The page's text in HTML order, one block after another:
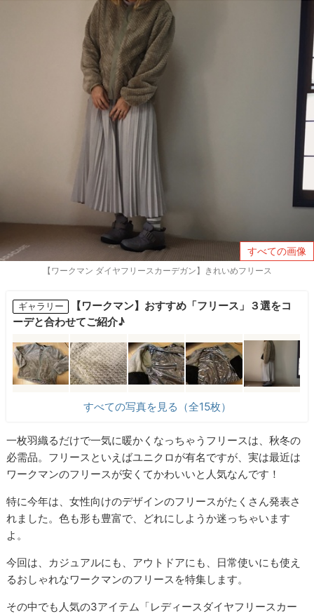
すべての画像
【ワークマン ダイヤフリースカーデガン】きれいめフリース
ギャラリー
【ワークマン】おすすめ「フリース」３選をコ
ーデと合わせてご紹介♪
すべての写真を見る（全15枚）
一枚羽織るだけで一気に暖かくなっちゃうフリースは、秋冬の
必需品。フリースといえばユニクロが有名ですが、実は最近は
ワークマンのフリースが安くてかわいいと人気なんです！
特に今年は、女性向けのデザインのフリースがたくさん発表さ
れました。色も形も豊富で、どれにしようか迷っちゃいます
よ。
今回は、カジュアルにも、アウトドアにも、日常使いにも使え
るおしゃれなワークマンのフリースを特集します。
その中でも人気の3アイテム「レディースダイヤフリースカー